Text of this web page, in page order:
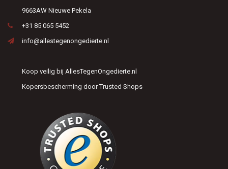
9663AW Nieuwe Pekela
+31 85 065 5452
info@allestegenongedierte.nl
Koop veilig bij AllesTegenOngedierte.nl
Kopersbescherming door Trusted Shops